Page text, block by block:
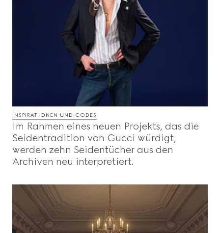
INSPIRATIONEN UND CODES
Im Rahmen eines neuen Projekts, das die
Seidentradition von Gucci würdigt,
werden zehn Seidentücher aus den
Archiven neu interpretiert.